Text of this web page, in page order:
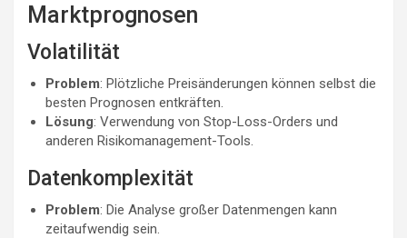
Marktprognosen
Volatilität
Problem: Plötzliche Preisänderungen können selbst die
besten Prognosen entkräften.
Lösung: Verwendung von Stop-Loss-Orders und
anderen Risikomanagement-Tools.
Datenkomplexität
Problem: Die Analyse großer Datenmengen kann
zeitaufwendig sein.